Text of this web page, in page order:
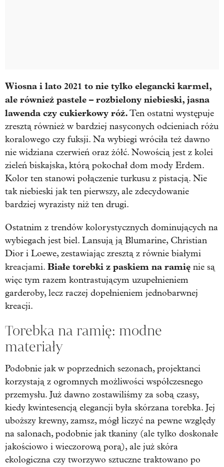
Wiosna i lato 2021 to nie tylko elegancki karmel,
ale również pastele – rozbielony niebieski, jasna
lawenda czy cukierkowy róż.Ten ostatni występuje
zresztą również w bardziej nasyconych odcieniach różu
koralowego czy fuksji. Na wybiegi wróciła też dawno
nie widziana czerwień oraz żółć. Nowością jest z kolei
zieleń biskajska, którą pokochał dom mody Erdem.
Kolor ten stanowi połączenie turkusu z pistacją. Nie
tak niebieski jak ten pierwszy, ale zdecydowanie
bardziej wyrazisty niż ten drugi.
Ostatnim z trendów kolorystycznych dominujących na
wybiegach jest biel. Lansują ją Blumarine, Christian
Dior i Loewe, zestawiając zresztą z równie białymi
kreacjami. Białe torebki z paskiem na ramię nie są
więc tym razem kontrastującym uzupełnieniem
garderoby, lecz raczej dopełnieniem jednobarwnej
kreacji.
Torebka na ramię: modne
materiały
Podobnie jak w poprzednich sezonach, projektanci
korzystają z ogromnych możliwości współczesnego
przemysłu. Już dawno zostawiliśmy za sobą czasy,
kiedy kwintesencją elegancji była skórzana torebka. Jej
uboższy krewny, zamsz, mógł liczyć na pewne względy
na salonach, podobnie jak tkaniny (ale tylko doskonałe
jakościowo i wieczorową porą), ale już skóra
ekologiczna czy tworzywo sztuczne traktowano po